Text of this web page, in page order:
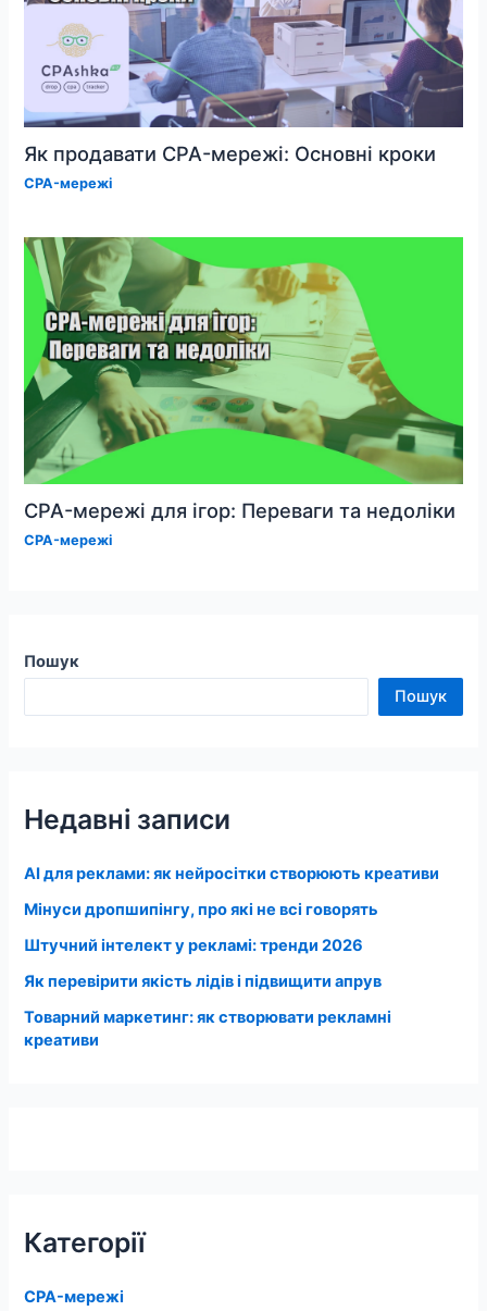
Як продавати CPA-мережі: Основні кроки
CPA-мережі
CPA-мережі для ігор: Переваги та недоліки
CPA-мережі
Пошук
Пошук
Недавні записи
AI для реклами: як нейросітки створюють креативи
Мінуси дропшипінгу, про які не всі говорять
Штучний інтелект у рекламі: тренди 2026
Як перевірити якість лідів і підвищити апрув
Товарний маркетинг: як створювати рекламні
креативи
Категорії
CPA-мережі